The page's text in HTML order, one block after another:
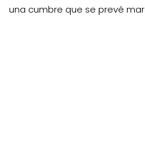
una cumbre que se prevé